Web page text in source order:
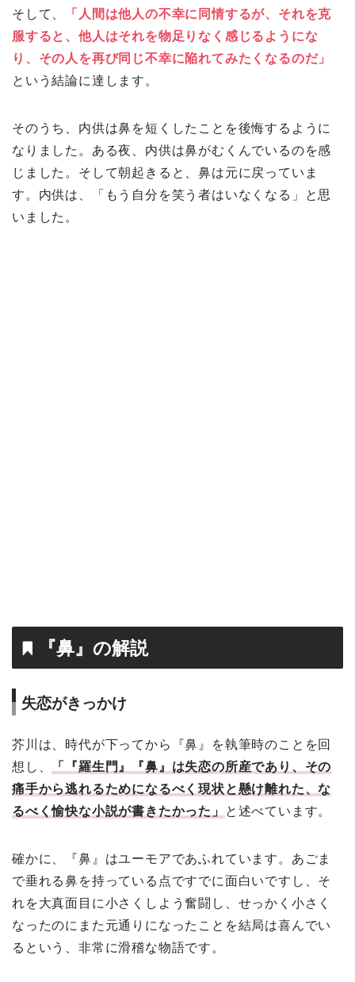
そして、
「人間は他人の不幸に同情するが、それを克
服すると、他人はそれを物足りなく感じるようにな
り、その人を再び同じ不幸に陥れてみたくなるのだ」
という結論に達します。
そのうち、内供は鼻を短くしたことを後悔するように
なりました。ある夜、内供は鼻がむくんでいるのを感
じました。そして朝起きると、鼻は元に戻っていま
す。内供は、「もう自分を笑う者はいなくなる」と思
いました。
『鼻』の解説
失恋がきっかけ
芥川は、時代が下ってから『鼻』を執筆時のことを回
想し、
「『羅生門』『鼻』は失恋の所産であり、その
痛手から逃れるためになるべく現状と懸け離れた、な
るべく愉快な小説が書きたかった」 と述べています。
確かに、『鼻』はユーモアであふれています。あごま
で垂れる鼻を持っている点ですでに面白いですし、そ
れを大真面目に小さくしよう奮闘し、せっかく小さく
なったのにまた元通りになったことを結局は喜んでい
るという、非常に滑稽な物語です。